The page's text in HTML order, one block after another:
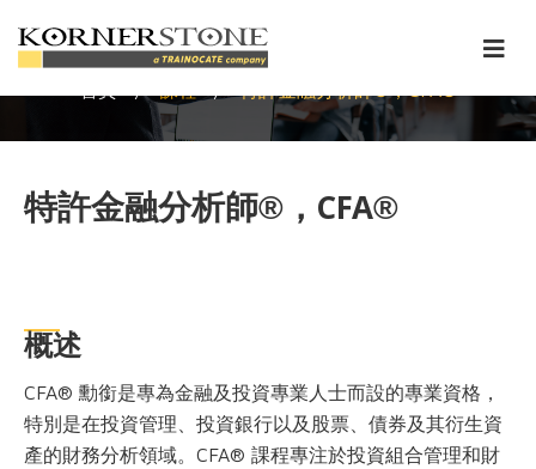
特許金融分析師®，CFA®
特許金融分析師®，CFA®
概述
CFA® 勳銜是專為金融及投資專業人士而設的專業資格，
特別是在投資管理、投資銀行以及股票、債券及其衍生資
產的財務分析領域。CFA® 課程專注於投資組合管理和財